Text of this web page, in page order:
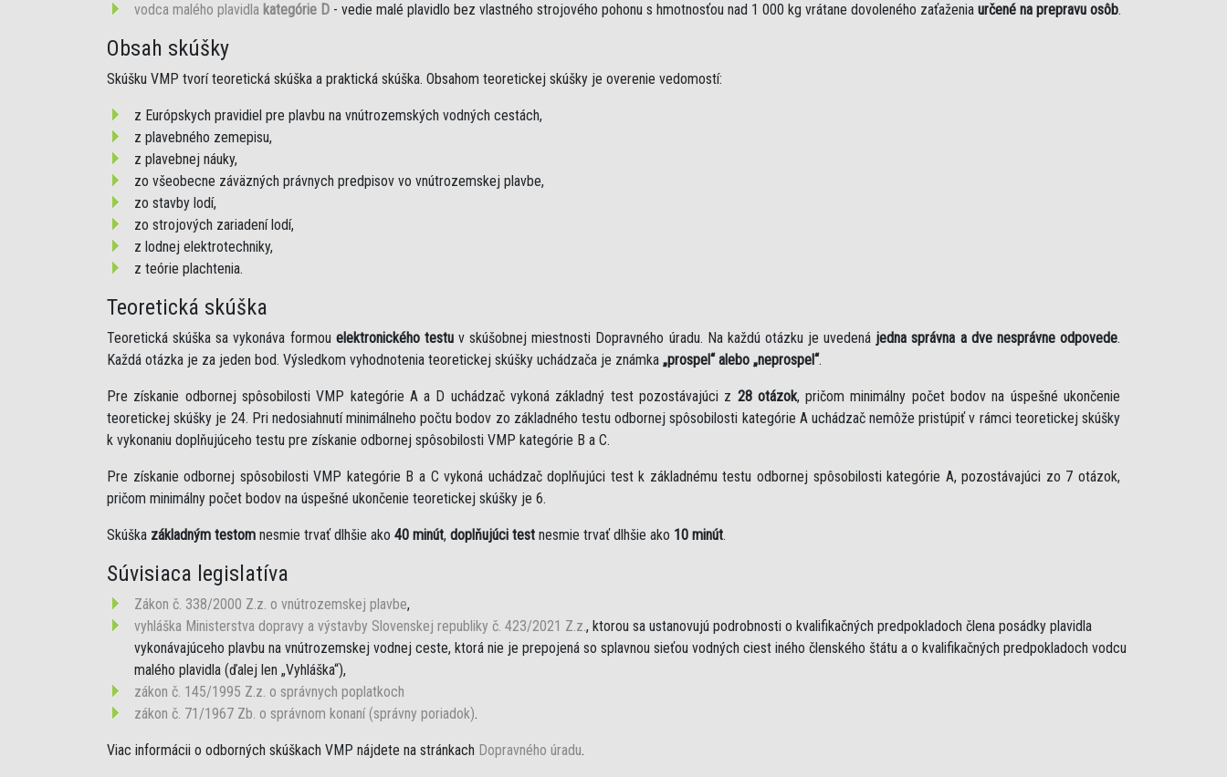
vodca malého plavidla kategórie D - vedie malé plavidlo bez vlastného strojového pohonu s hmotnosťou nad 1 000 kg vrátane dovoleného zaťaženia určené na prepravu osôb.
Obsah skúšky
Skúšku VMP tvorí teoretická skúška a praktická skúška. Obsahom teoretickej skúšky je overenie vedomostí:
z Európskych pravidiel pre plavbu na vnútrozemských vodných cestách,
z plavebného zemepisu,
z plavebnej náuky,
zo všeobecne záväzných právnych predpisov vo vnútrozemskej plavbe,
zo stavby lodí,
zo strojových zariadení lodí,
z lodnej elektrotechniky,
z teórie plachtenia.
Teoretická skúška
Teoretická skúška sa vykonáva formou elektronického testuv skúšobnej miestnosti Dopravného úradu. Na každú otázku je uvedená jedna správna a dve nesprávne odpovede.
Každá otázka je za jeden bod. Výsledkom vyhodnotenia teoretickej skúšky uchádzača je známka „prospel“ alebo „neprospel“.
Pre získanie odbornej spôsobilosti VMP kategórie A a D uchádzač vykoná základný test pozostávajúci z 28 otázok, pričom minimálny počet bodov na úspešné ukončenie
teoretickej skúšky je 24. Pri nedosiahnutí minimálneho počtu bodov zo základného testu odbornej spôsobilosti kategórie A uchádzač nemôže pristúpiť v rámci teoretickej skúšky
k vykonaniu doplňujúceho testu pre získanie odbornej spôsobilosti VMP kategórie B a C.
Pre získanie odbornej spôsobilosti VMP kategórie B a C vykoná uchádzač doplňujúci test k základnému testu odbornej spôsobilosti kategórie A, pozostávajúci zo 7 otázok,
pričom minimálny počet bodov na úspešné ukončenie teoretickej skúšky je 6.
Skúška základným testom nesmie trvať dlhšie ako 40 minút, doplňujúci test nesmie trvať dlhšie ako 10 minút.
Súvisiaca legislatíva
Zákon č. 338/2000 Z.z. o vnútrozemskej plavbe,
vyhláška Ministerstva dopravy a výstavby Slovenskej republiky č. 423/2021 Z.z., ktorou sa ustanovujú podrobnosti o kvalifikačných predpokladoch člena posádky plavidla
vykonávajúceho plavbu na vnútrozemskej vodnej ceste, ktorá nie je prepojená so splavnou sieťou vodných ciest iného členského štátu a o kvalifikačných predpokladoch vodcu
malého plavidla (ďalej len „Vyhláška“),
zákon č. 145/1995 Z.z. o správnych poplatkoch
zákon č. 71/1967 Zb. o správnom konaní (správny poriadok).
Viac informácii o odborných skúškach VMP nájdete na stránkach Dopravného úradu.